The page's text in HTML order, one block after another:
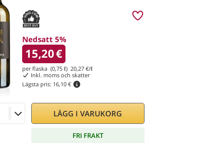
Nedsatt 5%
15,20€
per flaska (0,75 ℓ) 20,27 €/ℓ
Inkl. moms och skatter
Lägsta pris: 16,10 €
LÄGG I VARUKORG
FRI FRAKT